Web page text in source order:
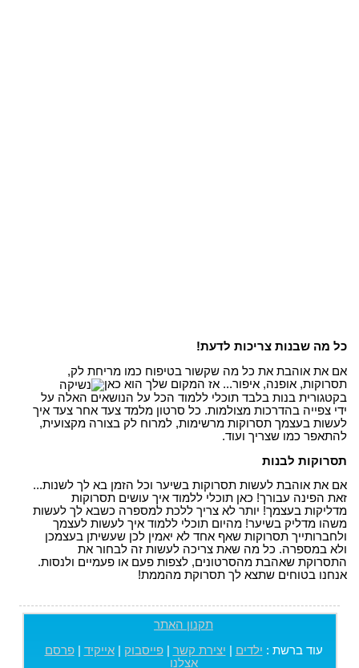
כל מה שבנות צריכות לדעת!
אם את אוהבת את כל מה שקשור בטיפוח כמו מריחת לק,
תסרוקות, אופנה, איפור... אז המקום שלך הוא כאן
בקטגורית בנות בלבד תוכלי ללמוד הכל על הנושאים האלה על
ידי צפייה בהדרכות מצולמות. כל סרטון מלמד צעד אחר צעד איך
לעשות בעצמך תסרוקות מרשימות, למרוח לק בצורה מקצועית,
להתאפר כמו שצריך ועוד.
תסרוקות לבנות
אם את אוהבת לעשות תסרוקות בשיער וכל הזמן בא לך לשנות...
זאת הפינה עבורך! כאן תוכלי ללמוד איך עושים תסרוקות
מדליקות בעצמך! יותר לא צריך ללכת למספרה כשבא לך לעשות
משהו מדליק בשיער! מהיום תוכלי ללמוד איך לעשות לעצמך
ולחברותייך תסרוקות שאף אחד לא יאמין לכן שעשיתן בעצמכן
ולא במספרה. כל מה שאת צריכה לעשות זה לבחור את
התסרוקת שאהבת מהסרטונים, לצפות פעם או פעמיים ולנסות.
אנחנו בטוחים שתצא לך תסרוקת מהממת!
תקנון האתר
עוד ברשת : ילדים יצירת קשר |פייסבוק |אייקיד |פרסם
אצלנו